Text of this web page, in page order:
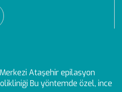
Ataşehir epilasyon
Bu yöntemde özel, ince